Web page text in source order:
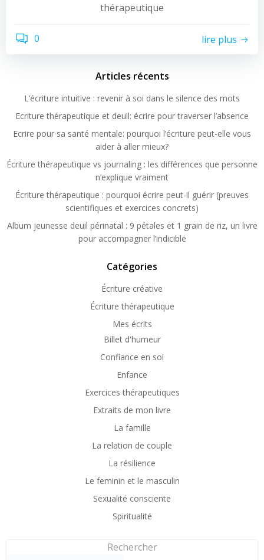
thérapeutique
0 lire plus
Articles récents
L’écriture intuitive : revenir à soi dans le silence des mots
Ecriture thérapeutique et deuil: écrire pour traverser l’absence
Ecrire pour sa santé mentale: pourquoi l’écriture peut-elle vous
aider à aller mieux?
Écriture thérapeutique vs journaling : les différences que personne
n’explique vraiment
Écriture thérapeutique : pourquoi écrire peut-il guérir (preuves
scientifiques et exercices concrets)
Album jeunesse deuil périnatal : 9 pétales et 1 grain de riz, un livre
pour accompagner l’indicible
Catégories
Écriture créative
Écriture thérapeutique
Mes écrits
Billet d'humeur
Confiance en soi
Enfance
Exercices thérapeutiques
Extraits de mon livre
La famille
La relation de couple
La résilience
Le feminin et le masculin
Sexualité consciente
Spiritualité
Rechercher